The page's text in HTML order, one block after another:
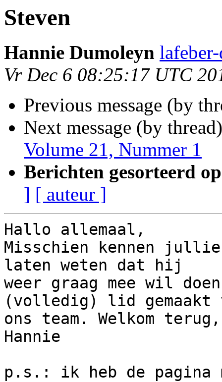
Steven
Hannie Dumoleyn
Vr Dec 6 08:25:17 UTC
Previous message (by
Next message (by
Volume 21, Nummer 1
Berichten gesorteerd
] [ auteur ]
Hallo allemaal,
Misschien kennen
laten weten dat hij
weer graag mee wil
(volledig) lid gemaakt
ons team. Welkom
Hannie
p.s.: ik heb de pagina